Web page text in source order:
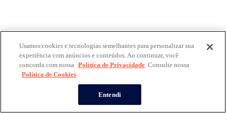
Usamos cookies e tecnologias semelhantes para personalizar sua
experiência com anúncios e conteúdos. Ao continuar, você
concorda com nossa Política de Privacidade. Consulte nossa
Política de Cookies
Entendi